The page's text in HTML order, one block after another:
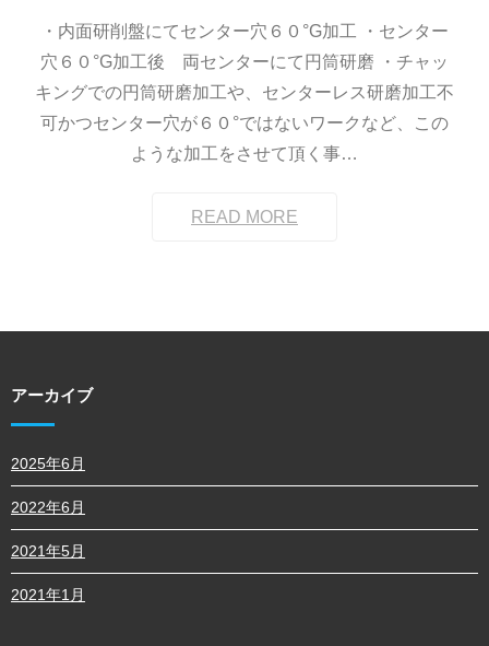
・内面研削盤にてセンター穴６０°G加工 ・センター
穴６０°G加工後 両センターにて円筒研磨 ・チャッ
キングでの円筒研磨加工や、センターレス研磨加工不
可かつセンター穴が６０°ではないワークなど、この
ような加工をさせて頂く事…
READ MORE
アーカイブ
2025年6月
2022年6月
2021年5月
2021年1月